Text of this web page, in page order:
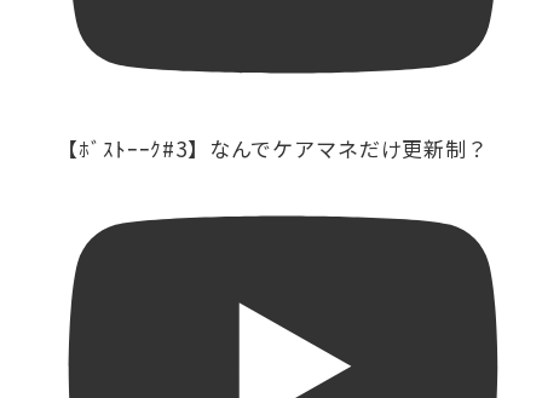
【ﾎﾞｽﾄｰｰｸ#3】なんでケアマネだけ更新制？